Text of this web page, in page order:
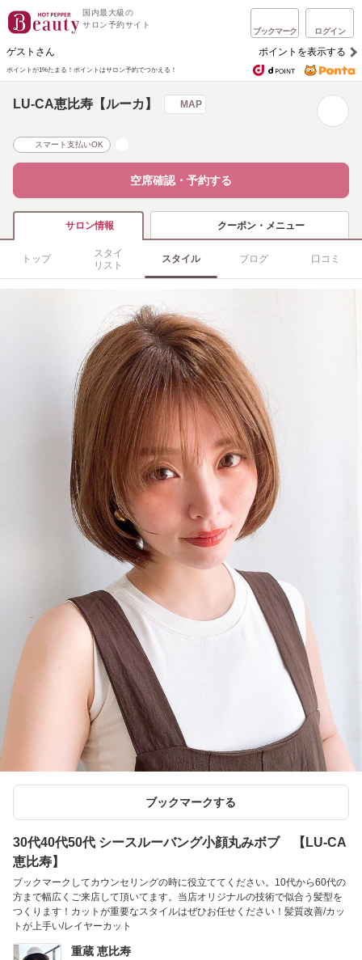
国内最大級の
サロン予約サイト
ブックマーク ログイン
ゲストさん ポイントを表示する
ポイントが1%たまる！ ポイントはサロン予約でつかえる！
LU-CA恵比寿【ルーカ】 MAP
スマート支払いOK
空席確認・予約する
サロン情報 クーポン・メニュー
トップ
スタイ
リスト
スタイル ブログ 口コミ
ブックマークする
30代40代50代 シースルーバング小顔丸みボブ 【LU-CA
恵比寿】
ブックマークしてカウンセリングの時に役立ててください。10代から60代の
方まで幅広くご来店して頂いてます。当店オリジナルの技術で似合う髪型を
つくります！カットが重要なスタイルはぜひお任せください！髪質改善/カッ
トが上手い/レイヤーカット
重蔵 恵比寿